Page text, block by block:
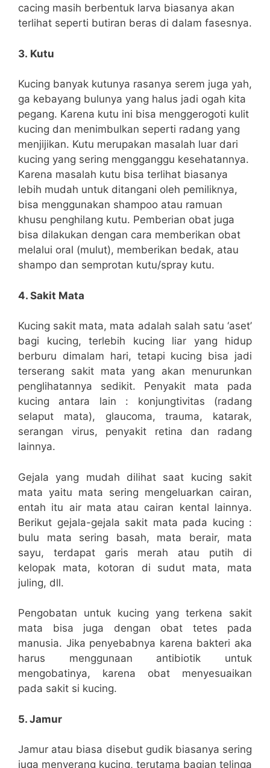
cacing masih berbentuk larva biasanya akan
terlihat seperti butiran beras di dalam fasesnya.
3. Kutu
Kucing banyak kutunya rasanya serem juga yah,
ga kebayang bulunya yang halus jadi ogah kita
pegang. Karena kutu ini bisa menggerogoti kulit
kucing dan menimbulkan seperti radang yang
menjijikan. Kutu merupakan masalah luar dari
kucing yang sering mengganggu kesehatannya.
Karena masalah kutu bisa terlihat biasanya
lebih mudah untuk ditangani oleh pemiliknya,
bisa menggunakan shampoo atau ramuan
khusu penghilang kutu. Pemberian obat juga
bisa dilakukan dengan cara memberikan obat
melalui oral (mulut), memberikan bedak, atau
shampo dan semprotan kutu/spray kutu.
4. Sakit Mata
Kucing sakit mata, mata adalah salah satu ‘aset’
bagi kucing, terlebih kucing liar yang hidup
berburu dimalam hari, tetapi kucing bisa jadi
terserang sakit mata yang akan menurunkan
penglihatannya sedikit. Penyakit mata pada
kucing antara lain : konjungtivitas (radang
selaput mata), glaucoma, trauma, katarak,
serangan virus, penyakit retina dan radang
lainnya.
Gejala yang mudah dilihat saat kucing sakit
mata yaitu mata sering mengeluarkan cairan,
entah itu air mata atau cairan kental lainnya.
Berikut gejala-gejala sakit mata pada kucing :
bulu mata sering basah, mata berair, mata
sayu, terdapat garis merah atau putih di
kelopak mata, kotoran di sudut mata, mata
juling, dll.
Pengobatan untuk kucing yang terkena sakit
mata bisa juga dengan obat tetes pada
manusia. Jika penyebabnya karena bakteri aka
harus menggunaan antibiotik untuk
mengobatinya, karena obat menyesuaikan
pada sakit si kucing.
5. Jamur
Jamur atau biasa disebut gudik biasanya sering
juga menyerang kucing, terutama bagian telinga